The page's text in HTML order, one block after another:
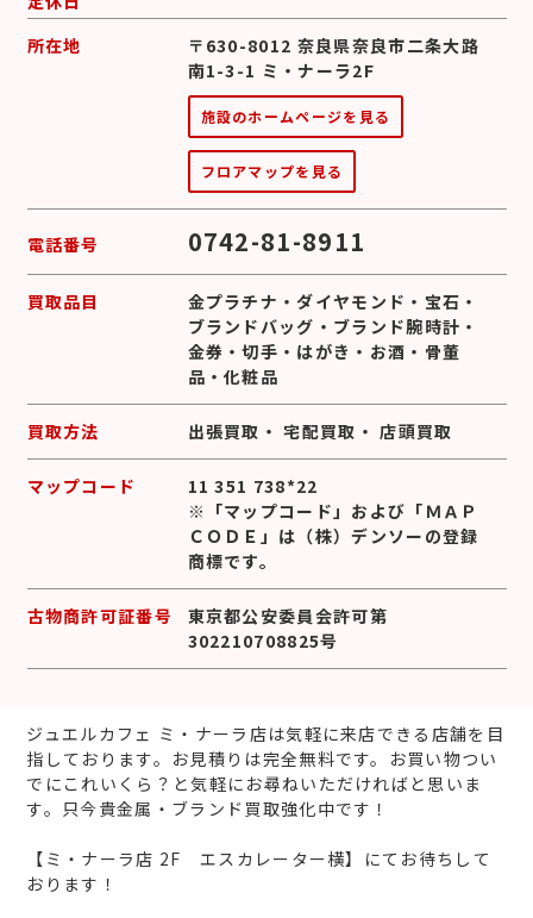
所在地
〒630-8012 奈良県奈良市二条大路
南1-3-1 ミ・ナーラ2F
施設のホームページを見る
フロアマップを見る
電話番号 0742-81-8911
買取品目 金プラチナ ・ダイヤモンド ・ 宝石 ・
ブランドバッグ ・ ブランド腕時計 ・
金券 ・切手 ・ はがき ・ お酒 ・ 骨董
品 ・化粧品
買取方法 出張買取 ・宅配買取 ・店頭買取
マップコード
11 351 738*22
※「マップコード」および「ＭＡＰ
ＣＯＤＥ」は（株）デンソーの登録
商標です。
古物商許可証番号
東京都公安委員会許可第
302210708825号
ジュエルカフェ ミ・ナーラ店は気軽に来店できる店舗を目
指しております。お見積りは完全無料です。お買い物つい
でにこれいくら？と気軽にお尋ねいただければと思いま
す。只今貴金属・ブランド買取強化中です！
【ミ・ナーラ店 2F エスカレーター横】にてお待ちして
おります！